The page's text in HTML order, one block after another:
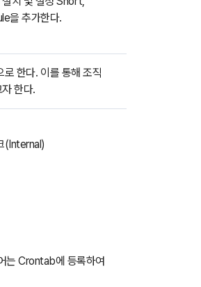
을 추가한다.
한다. 이를 통해 조직
한다.
(Internal)
는 Crontab에 등록하여